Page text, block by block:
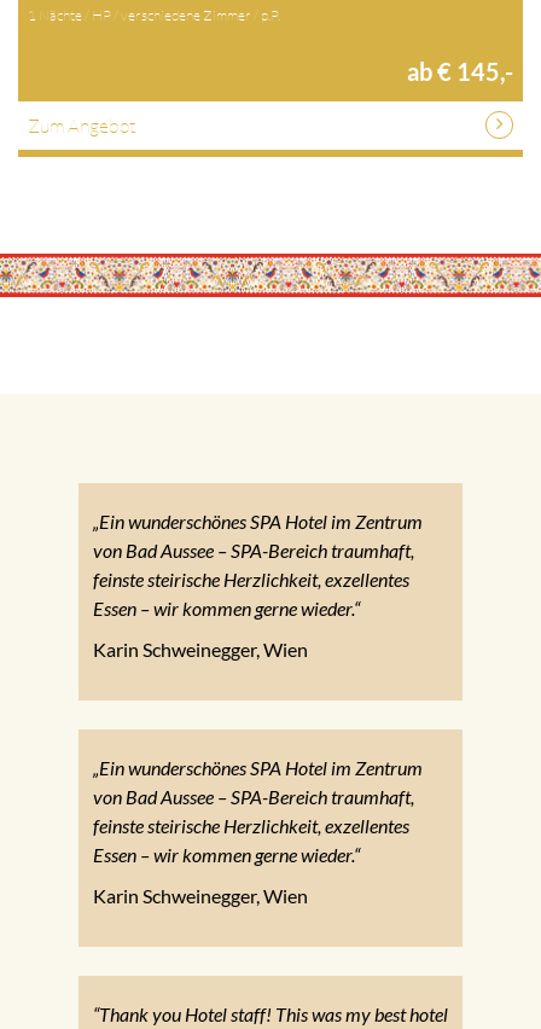
1 Nächte / HP / verschiedene Zimmer / p.P.
ab € 145,-
Zum Angebot
„Ein wunderschönes SPA Hotel im Zentrum
von Bad Aussee – SPA-Bereich traumhaft,
feinste steirische Herzlichkeit, exzellentes
Essen – wir kommen gerne wieder.“
Karin Schweinegger, Wien
„Ein wunderschönes SPA Hotel im Zentrum
von Bad Aussee – SPA-Bereich traumhaft,
feinste steirische Herzlichkeit, exzellentes
Essen – wir kommen gerne wieder.“
Karin Schweinegger, Wien
“Thank you Hotel staff! This was my best hotel